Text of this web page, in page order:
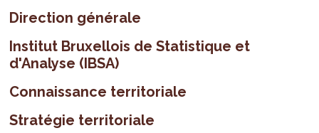
Direction générale
Institut Bruxellois de Statistique et
d'Analyse (IBSA)
Connaissance territoriale
Stratégie territoriale